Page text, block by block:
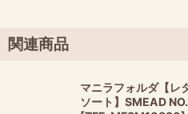
関連商品
マニラフォルダ【レ
ソート】SMEAD